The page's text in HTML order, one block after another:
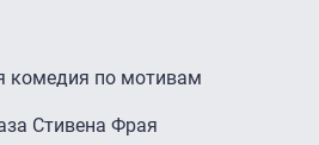
комедия по мотивам
Стивена Фрая